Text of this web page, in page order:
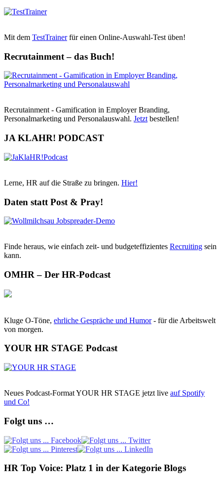
Mit dem TestTrainerfür einen Online-Auswahl-Test üben!
Recrutainment – das Buch!
Recrutainment - Gamification in Employer Branding,
Personalmarketing und Personalauswahl. Jetzt bestellen!
JA KLAHR! PODCAST
Lerne, HR auf die Straße zu bringen. Hier!
Daten statt Post & Pray!
Finde heraus, wie einfach zeit- und budgeteffizientes Recruiting sein
kann.
OMHR – Der HR-Podcast
Kluge O-Töne, ehrliche Gespräche und Humor- für die Arbeitswelt
von morgen.
YOUR HR STAGE Podcast
Neues Podcast-Format YOUR HR STAGE jetzt live auf Spotify
und Co!
Folgt uns …
HR Top Voice: Platz 1 in der Kategorie Blogs